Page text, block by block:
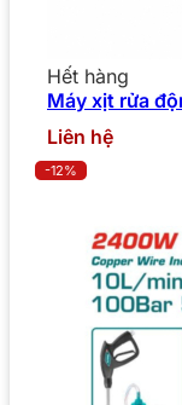
Hết hàng
Máy xịt rửa
Liên hệ
-12%